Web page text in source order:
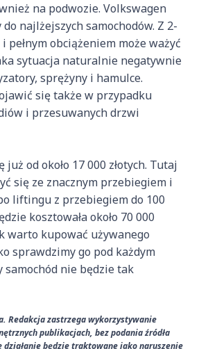
na podwozie. Volkswagen
najlżejszych samochodów. Z 2-
obciążeniem może ważyć
sytuacja naturalnie negatywnie
sprężyny i hamulce.
się także w przypadku
i przesuwanych drzwi
już od około 17 000 złotych. Tutaj
się ze znacznym przebiegiem i
liftingu z przebiegiem do 100
kosztowała około 70 000
warto kupować używanego
sprawdzimy go pod każdym
samochód nie będzie tak
Redakcja zastrzega wykorzystywanie
publikacjach, bez podania źródła
działanie będzie traktowane jako naruszenie